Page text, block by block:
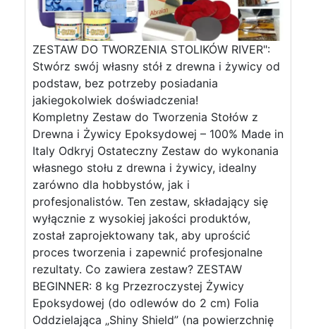
ZESTAW DO TWORZENIA STOLIKÓW RIVER":
Stwórz swój własny stół z drewna i żywicy od
podstaw, bez potrzeby posiadania
jakiegokolwiek doświadczenia!
Kompletny Zestaw do Tworzenia Stołów z
Drewna i Żywicy Epoksydowej – 100% Made in
Italy Odkryj Ostateczny Zestaw do wykonania
własnego stołu z drewna i żywicy, idealny
zarówno dla hobbystów, jak i
profesjonalistów. Ten zestaw, składający się
wyłącznie z wysokiej jakości produktów,
został zaprojektowany tak, aby uprościć
proces tworzenia i zapewnić profesjonalne
rezultaty. Co zawiera zestaw? ZESTAW
BEGINNER: 8 kg Przezroczystej Żywicy
Epoksydowej (do odlewów do 2 cm) Folia
Oddzielająca „Shiny Shield” (na powierzchnię